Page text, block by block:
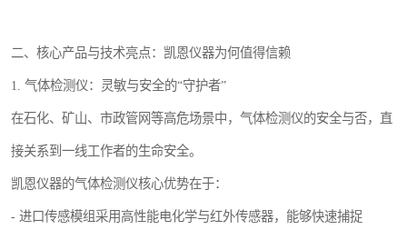
二、核心产品与技术亮点：凯恩仪器为何值得信赖
1. 气体检测仪：灵敏与安全的“守护者”
在石化、矿山、市政管网等高危场景中，气体检测仪的安全与否，直
接关系到一线工作者的生命安全。
凯恩仪器的气体检测仪核心优势在于：
- 进口传感模组采用高性能电化学与红外传感器，能够快速捕捉